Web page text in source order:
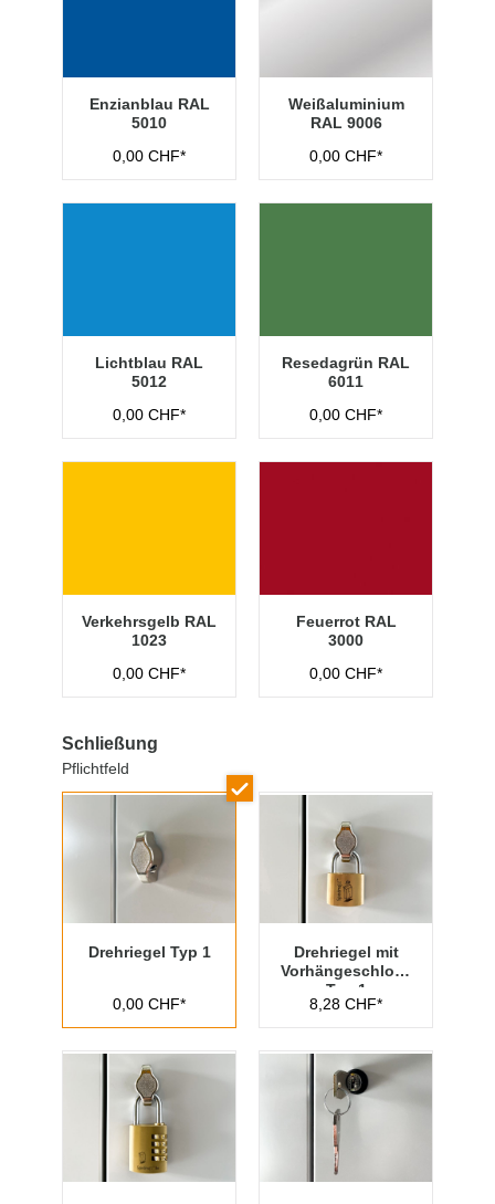
Enzianblau RAL
5010
0,00 CHF*
Weißaluminium
RAL 9006
0,00 CHF*
Lichtblau RAL
5012
0,00 CHF*
Resedagrün RAL
6011
0,00 CHF*
Verkehrsgelb RAL
1023
0,00 CHF*
Feuerrot RAL
3000
0,00 CHF*
Schließung
Pflichtfeld
Drehriegel Typ 1
0,00 CHF*
Drehriegel mit
Vorhängeschloss
Typ 1
8,28 CHF*